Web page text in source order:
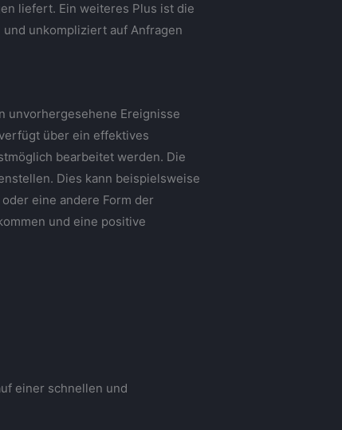
liefert. Ein weiteres Plus ist die
unkompliziert auf Anfragen
unvorhergesehene Ereignisse
über ein effektives
bearbeitet werden. Die
Dies kann beispielsweise
eine andere Form der
und eine positive
einer schnellen und